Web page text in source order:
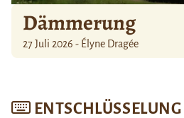
Dämmerung
27 Juli 2026 - Élyne Dragée
ENTSCHLÜSSELUNG